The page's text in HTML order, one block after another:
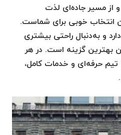
از مسیر جاده‌ای لذت
انتخاب خوبی برای شماست.
و به‌دنبال راحتی بیشتری
بهترین گزینه است. در هر
تیم حرفه‌ای و خدمات کامل،